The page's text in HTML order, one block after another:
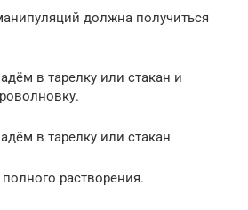
должна получиться
в тарелку или стакан и
в тарелку или стакан
растворения.